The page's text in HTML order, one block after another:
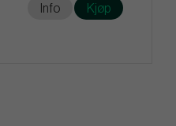
Info Kjøp